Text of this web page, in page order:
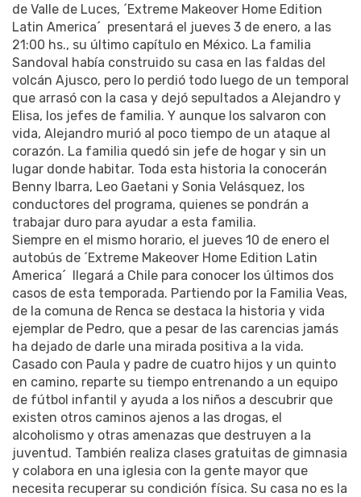
de Valle de Luces, ´Extreme Makeover Home Edition
Latin America´ presentará el jueves 3 de enero, a las
21:00 hs., su último capítulo en México. La familia
Sandoval había construido su casa en las faldas del
volcán Ajusco, pero lo perdió todo luego de un temporal
que arrasó con la casa y dejó sepultados a Alejandro y
Elisa, los jefes de familia. Y aunque los salvaron con
vida, Alejandro murió al poco tiempo de un ataque al
corazón. La familia quedó sin jefe de hogar y sin un
lugar donde habitar. Toda esta historia la conocerán
Benny Ibarra, Leo Gaetani y Sonia Velásquez, los
conductores del programa, quienes se pondrán a
trabajar duro para ayudar a esta familia.
Siempre en el mismo horario, el jueves 10 de enero el
autobús de ´Extreme Makeover Home Edition Latin
America´ llegará a Chile para conocer los últimos dos
casos de esta temporada. Partiendo por la Familia Veas,
de la comuna de Renca se destaca la historia y vida
ejemplar de Pedro, que a pesar de las carencias jamás
ha dejado de darle una mirada positiva a la vida.
Casado con Paula y padre de cuatro hijos y un quinto
en camino, reparte su tiempo entrenando a un equipo
de fútbol infantil y ayuda a los niños a descubrir que
existen otros caminos ajenos a las drogas, el
alcoholismo y otras amenazas que destruyen a la
juventud. También realiza clases gratuitas de gimnasia
y colabora en una iglesia con la gente mayor que
necesita recuperar su condición física. Su casa no es la